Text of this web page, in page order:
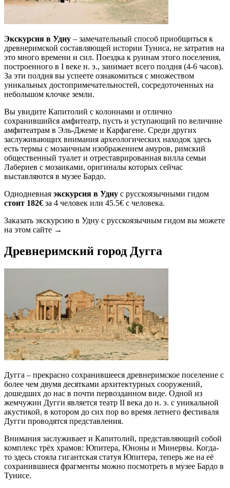
Экскурсия в Удну – замечательный способ приобщиться к
древнеримской составляющей истории Туниса, не затратив на
это много времени и сил. Поездка к руинам этого поселения,
построенного в I веке н. э., занимает всего полдня (4-6 часов).
За эти полдня вы успеете ознакомиться с множеством
уникальных достопримечательностей, сосредоточенных на
небольшом клочке земли.
Вы увидите Капитолий с колоннами и отлично
сохранившийся амфитеатр, пусть и уступающий по величине
амфитеатрам в Эль-Джеме и Карфагене. Среди других
заслуживающих внимания археологических находок здесь
есть термы с мозаичным изображением амуров, римский
общественный туалет и отреставрированная вилла семьи
Лабериев с мозаиками, оригиналы которых сейчас
выставляются в музее Бардо.
Однодневная экскурсия в Удну с русскоязычными гидом
стоит 182€ за 4 человек или 45.5€ с человека.
Заказать экскурсию в Удну с русскоязычным гидом вы можете
на этом сайте →
Древнеримский город Дугга
Дугга – прекрасно сохранившееся древнеримское поселение с
более чем двумя десятками архитектурных сооружений,
дошедших до нас в почти первозданном виде. Одной из
жемчужин Дугги является театр II века до н. э. с уникальной
акустикой, в котором до сих пор во время летнего фестиваля
Дугги проводятся представления.
Внимания заслуживает и Капитолий, представляющий собой
комплекс трёх храмов: Юпитера, Юноны и Минервы. Когда-
то здесь стояла гигантская статуя Юпитера, теперь же на её
сохранившиеся фрагменты можно посмотреть в музее Бардо в
Тунисе.